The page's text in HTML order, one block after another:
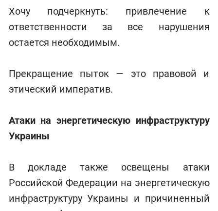
Хочу подчеркнуть: привлечение к
ответственности за все нарушения
остается необходимым.
Прекращение пыток — это правовой и
этический императив.
Атаки на энергетическую инфраструктуру
Украины
В докладе также освещены атаки
Российской Федерации на энергетическую
инфраструктуру Украины и причиненный